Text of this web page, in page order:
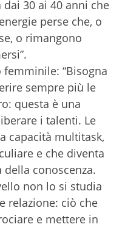
30 ai 40 anni che
perse che, o
o rimangono
“Bisogna
sempre più le
questa è una
i talenti. Le
capacità multitask,
e che diventa
conoscenza.
non lo si studia
relazione: ciò che
e mettere in